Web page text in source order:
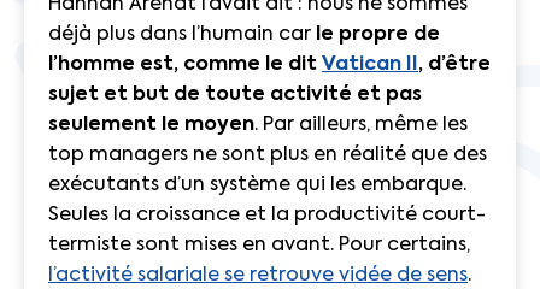
Hannah Arendt l’avait dit : nous ne sommes
déjà plus dans l’humain car le propre de
l’homme est, comme le dit Vatican II, d’être
sujet et but de toute activité et pas
seulement le moyen. Par ailleurs, même les
top managers ne sont plus en réalité que des
exécutants d’un système qui les embarque.
Seules la croissance et la productivité court-
termiste sont mises en avant. Pour certains,
l’activité salariale se retrouve vidée de sens.